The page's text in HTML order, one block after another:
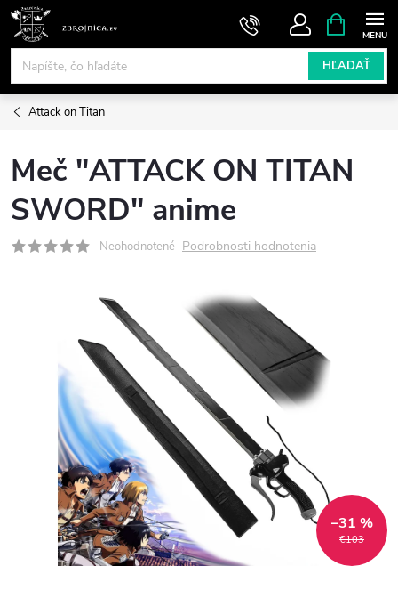
Prejsť
obsah
HĽADAŤ
KOŠÍK
Attack on Titan
Meč "ATTACK ON TITAN
SWORD" anime
Neohodnotené Podrobnosti hodnotenia
€103
–31 %